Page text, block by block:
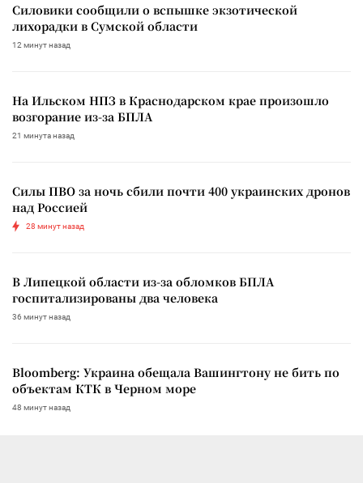
Силовики сообщили о вспышке экзотической
лихорадки в Сумской области
12 минут назад
На Ильском НПЗ в Краснодарском крае произошло
возгорание из-за БПЛА
21 минута назад
Силы ПВО за ночь сбили почти 400 украинских дронов
над Россией
28 минут назад
В Липецкой области из-за обломков БПЛА
госпитализированы два человека
36 минут назад
Bloomberg: Украина обещала Вашингтону не бить по
объектам КТК в Черном море
48 минут назад